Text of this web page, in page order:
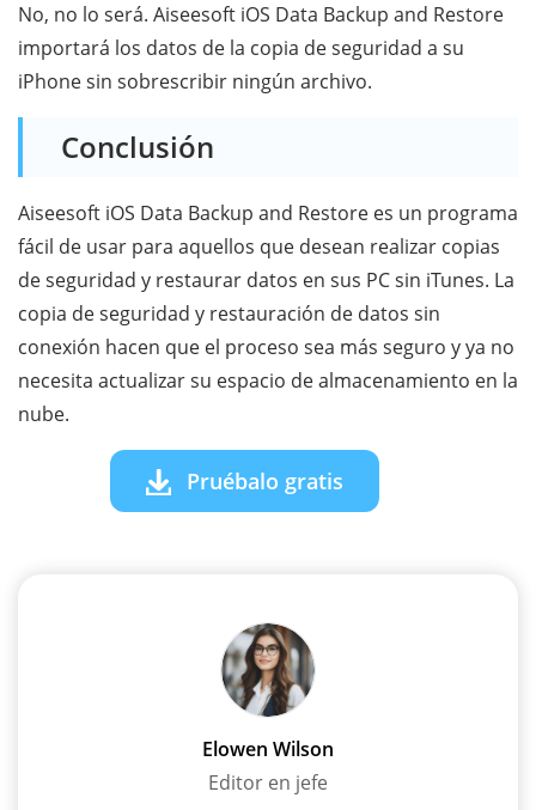
No, no lo será. Aiseesoft iOS Data Backup and Restore
importará los datos de la copia de seguridad a su
iPhone sin sobrescribir ningún archivo.
Conclusión
Aiseesoft iOS Data Backup and Restore es un programa
fácil de usar para aquellos que desean realizar copias
de seguridad y restaurar datos en sus PC sin iTunes. La
copia de seguridad y restauración de datos sin
conexión hacen que el proceso sea más seguro y ya no
necesita actualizar su espacio de almacenamiento en la
nube.
Pruébalo gratis
Elowen Wilson
Editor en jefe